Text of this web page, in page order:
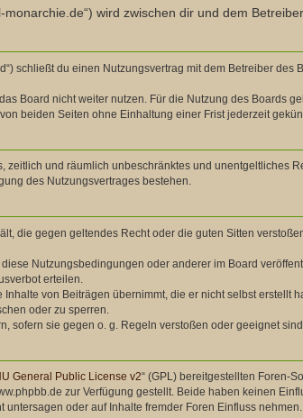
wird zwischen dir und dem
schließt du einen Nutzungsvertrag mit dem Betreiber
Board nicht weiter nutzen. Für die Nutzung des Boards
beiden Seiten ohne Einhaltung einer Frist jederzeit
und räumlich unbeschränktes und unentgeltliches
des Nutzungsvertrages bestehen.
die gegen geltendes Recht oder die guten Sitten
Nutzungsbedingungen oder anderer im Board
erteilen.
von Beiträgen übernimmt, die er nicht selbst erstellt
oder zu sperren.
sofern sie gegen o. g. Regeln verstoßen oder geeignet
General Public License v2“ (GPL) bereitgestellten Foren-
zur Verfügung gestellt. Beide haben keinen
oder auf Inhalte fremder Foren Einfluss nehmen.